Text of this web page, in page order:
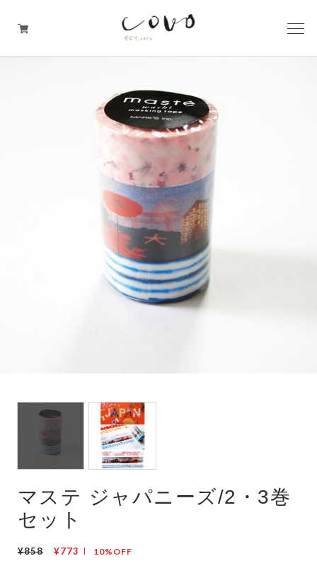
台所の道具
机周りの道具
TRAVELER'S notebook
covo design
その他の暮らしの道具
ガレージセール
マステ ジャパニーズ/2・3巻
セット
¥858 ¥773 10%OFF